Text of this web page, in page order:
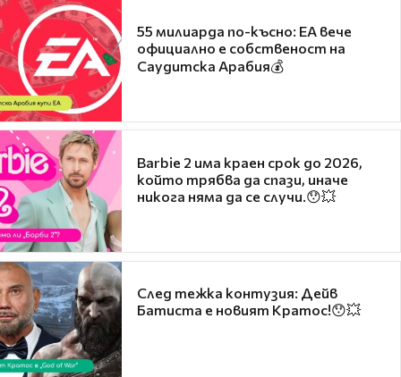
55 милиарда по-късно: EA вече
официално е собственост на
Саудитска Арабия💰
Barbie 2 има краен срок до 2026,
който трябва да спази, иначе
никога няма да се случи.😯💥
След тежка контузия: Дейв
Батиста е новият Кратос!😯💥